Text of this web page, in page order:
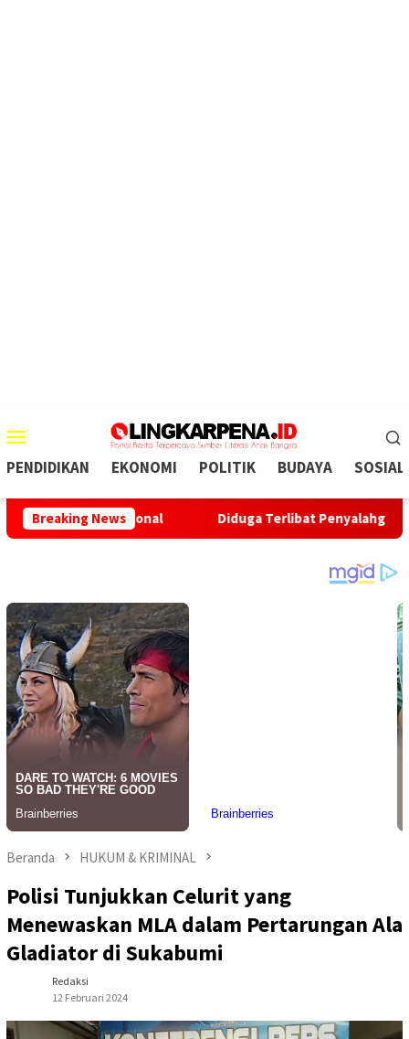
Mobile
PENDIDIKAN EKONOMI POLITIK BUDAYA SOSIAL
Breaking News
Profesional Diduga Terlibat Penyalahgunaan
Beranda HUKUM & KRIMINAL
Polisi Tunjukkan Celurit yang
Menewaskan MLA dalam Pertarungan Ala
Gladiator di Sukabumi
Redaksi
12 Februari 2024